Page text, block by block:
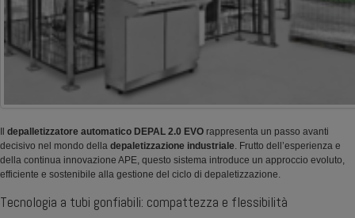
depalletizzatore automatico DEPAL 2.0 EVO rappresenta un passo avanti
decisivo nel mondo della depaletizzazione industriale. Frutto dell’esperienza e
della continua innovazione APE, questo sistema introduce un approccio evoluto,
efficiente e sostenibile alla gestione del ciclo di depaletizzazione.
Tecnologia a tubi gonfiabili: compattezza e flessibilità